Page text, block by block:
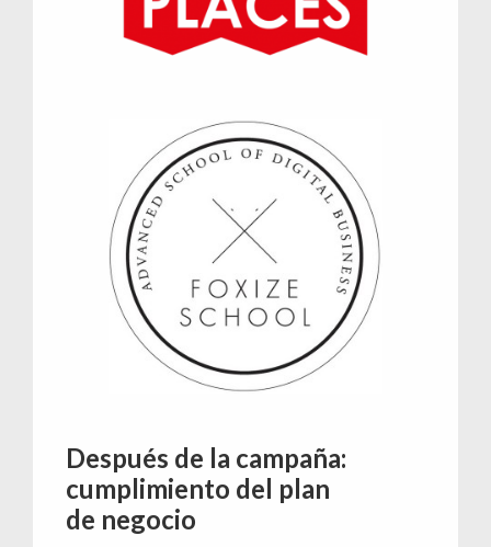
Después de la campaña:
cumplimiento del plan
de negocio